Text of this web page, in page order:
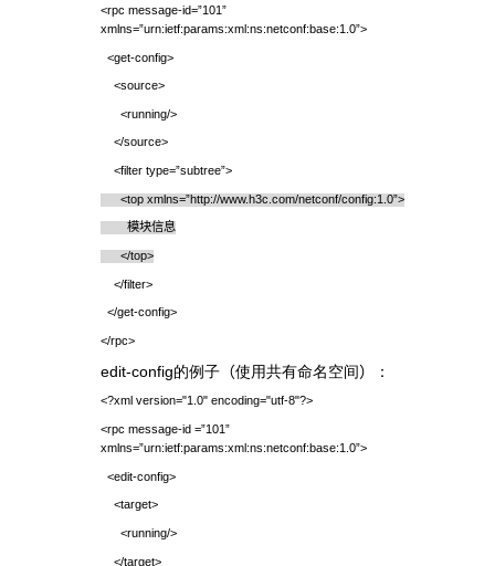
<rpc message-id=”101”
xmlns=”urn:ietf:params:xml:ns:netconf:base:1.0”>
<get-config>
<source>
<running/>
</source>
<filter type=”subtree”>
<top xmlns=”http://www.h3c.com/netconf/config:1.0”>
模块信息
</top>
</filter>
</get-config>
</rpc>
edit-config的例子（使用共有命名空间） ：
<?xml version="1.0" encoding="utf-8"?>
<rpc message-id =”101”
xmlns=”urn:ietf:params:xml:ns:netconf:base:1.0”>
<edit-config>
<target>
<running/>
</target>